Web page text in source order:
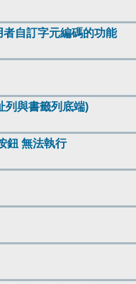
自訂字元編碼的功能
列與書籤列底端)
鈕 無法執行